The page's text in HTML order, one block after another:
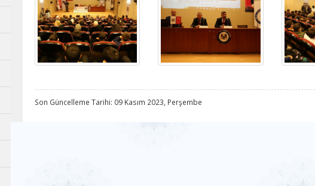
Son Güncelleme Tarihi: 09 Kasım 2023, Perşembe